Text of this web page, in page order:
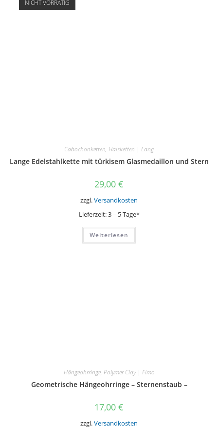
NICHT VORRÄTIG
Cabochonketten, Halsketten | Lang
Lange Edelstahlkette mit türkisem Glasmedaillon und Stern
29,00 €
zzgl.Versandkosten
Lieferzeit:3 – 5 Tage*
Weiterlesen
Hängeohrringe, Polymer Clay | Fimo
Geometrische Hängeohrringe – Sternenstaub –
17,00 €
zzgl.Versandkosten